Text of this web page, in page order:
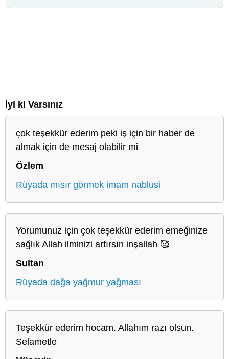
İyi ki Varsınız
çok teşekkür ederim peki iş için bir haber de
almak için de mesaj olabilir mi
Özlem
Rüyada mısır görmek imam nablusi
Yorumunuz için çok teşekkür ederim emeğinize
sağlık Allah ilminizi artırsın inşallah 🥰
Sultan
Rüyada dağa yağmur yağması
Teşekkür ederim hocam. Allahım razı olsun.
Selametle